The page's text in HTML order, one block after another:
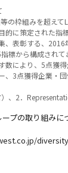
の枠組みを超えて
的に策定された指
、表彰する、2016
標から構成され
数により、5点獲
、3点獲得企業・
、2．
プの取り組み